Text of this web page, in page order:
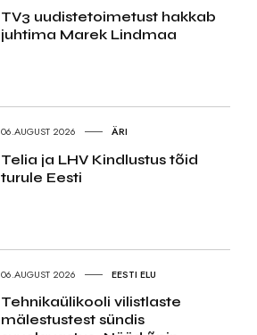
TV3 uudistetoimetust hakkab
juhtima Marek Lindmaa
06.AUGUST 2026 ÄRI
Telia ja LHV Kindlustus tõid
turule Eesti
06.AUGUST 2026 EESTI ELU
Tehnikaülikooli vilistlaste
mälestustest sündis